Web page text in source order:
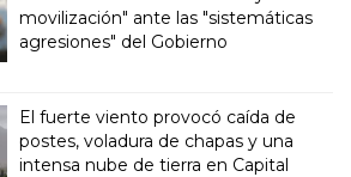
movilización" ante las "sistemáticas
agresiones" del Gobierno
El fuerte viento provocó caída de
postes, voladura de chapas y una
intensa nube de tierra en Capital